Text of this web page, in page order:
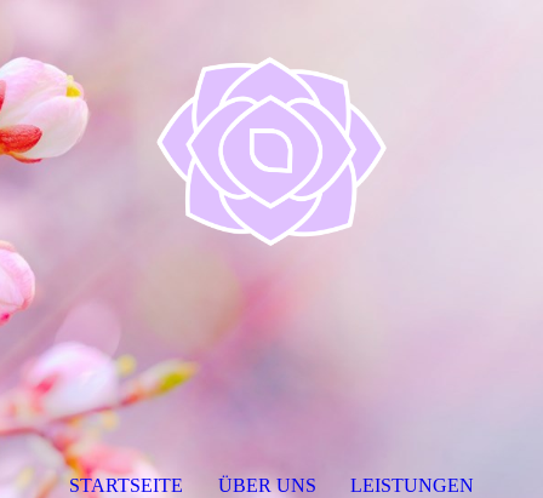
STARTSEITE ÜBER UNS LEISTUNGEN